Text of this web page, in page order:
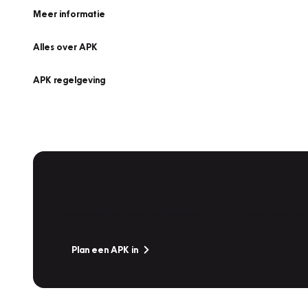
Meer informatie
Alles over APK
APK regelgeving
Plan een APK in